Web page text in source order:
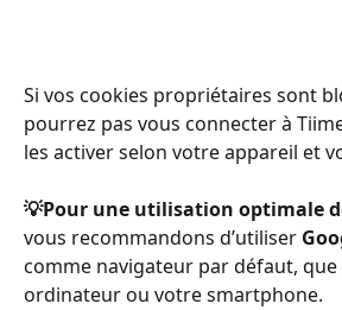
Si vos cookies propriétaires sont
pourrez pas vous connecter à
les activer selon votre appareil et
💡Pour une utilisation optimale
vous recommandons d’utiliser
comme navigateur par défaut,
ordinateur ou votre smartphone.